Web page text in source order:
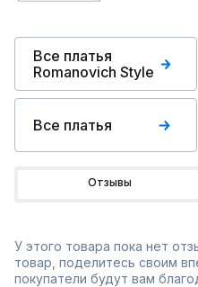
Все платья
Romanovich Style
Все платья
Отзывы
У этого товара пока нет
товар, поделитесь своим
покупатели будут вам